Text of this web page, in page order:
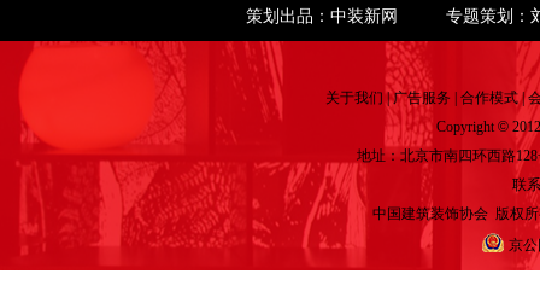
策划出品：中装新网 专题策划：
关于我们 |广告服务 合作模式|
Copyright©
地址：北京市南四环西路
联
中国建筑装饰协会 版权
京公